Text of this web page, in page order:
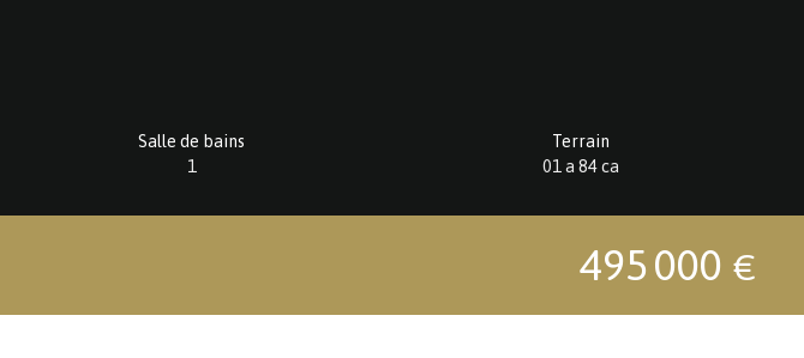
Salle de bains
1
Terrain
01 a 84 ca
495 000 €